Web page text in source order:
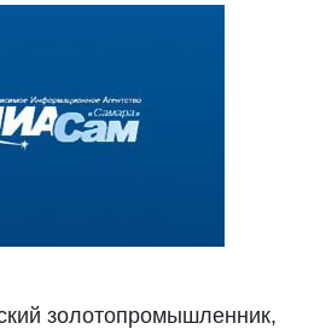
золотопромышленник,